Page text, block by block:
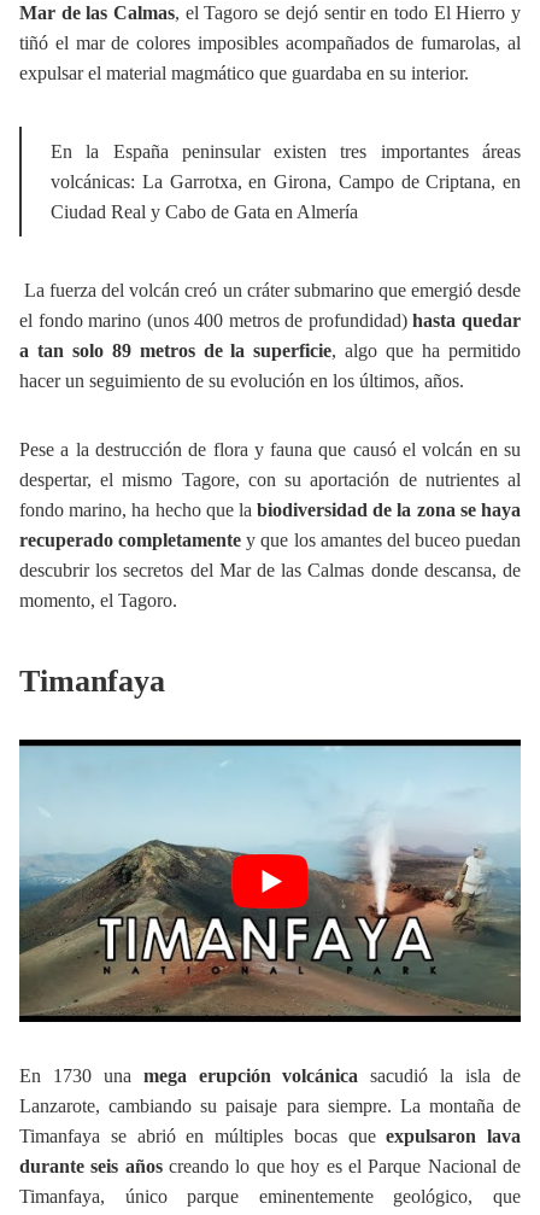
Mar de las Calmas, el Tagoro se dejó sentir en todo El Hierro y
tiñó el mar de colores imposibles acompañados de fumarolas, al
expulsar el material magmático que guardaba en su interior.
En la España peninsular existen tres importantes áreas
volcánicas: La Garrotxa, en Girona, Campo de Criptana, en
Ciudad Real y Cabo de Gata en Almería
La fuerza del volcán creó un cráter submarino que emergió desde
el fondo marino (unos 400 metros de profundidad)hasta quedar
a tan solo 89 metros de la superficie, algo que ha permitido
hacer un seguimiento de su evolución en los últimos, años.
Pese a la destrucción de flora y fauna que causó el volcán en su
despertar, el mismo Tagore, con su aportación de nutrientes al
fondo marino, ha hecho que labiodiversidad de la zona se haya
recuperado completamente y que los amantes del buceo puedan
descubrir los secretos del Mar de las Calmas donde descansa, de
momento, el Tagoro.
Timanfaya
En 1730 una mega erupción volcánica sacudió la isla de
Lanzarote, cambiando su paisaje para siempre. La montaña de
Timanfaya se abrió en múltiples bocas queexpulsaron lava
durante seis añoscreando lo que hoy es el Parque Nacional de
Timanfaya, único parque eminentemente geológico, que